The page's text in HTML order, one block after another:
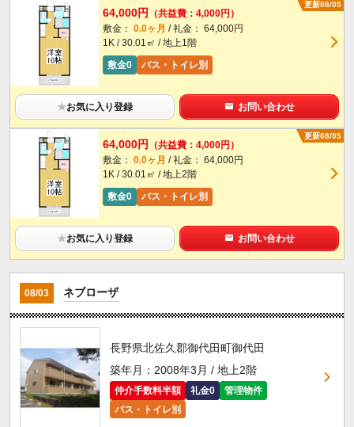
更新08/05
64,000円
（共益費：4,000円）
敷金： 0.0ヶ月 / 礼金： 64,000円
1K / 30.01㎡ / 地上1階
敷金0
バス・トイレ別
★お気に入り登録 お問い合わせ
更新08/05
64,000円
（共益費：4,000円）
敷金： 0.0ヶ月 / 礼金： 64,000円
1K / 30.01㎡ / 地上2階
敷金0
バス・トイレ別
★お気に入り登録 お問い合わせ
08/03 ネブローザ
長野県北佐久郡御代田町御代田
築年月：2008年3月 / 地上2階
仲介手数料半額 礼金0
管理物件
バス・トイレ別